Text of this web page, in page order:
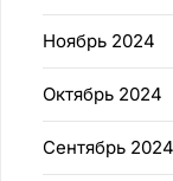
Ноябрь 2024
Октябрь 2024
Сентябрь 2024